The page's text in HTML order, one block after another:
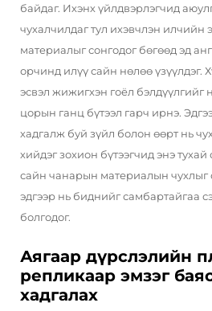
байдаг. Ихэнх үйлдвэрлэгчид
чухалчилдаг тул ихэвчлэн илчийн
материалыг сонгодог бөгөөд эд
орчинд илүү сайн нөлөө үзүүлдэг.
эсвэл жижигхэн гоёл бэлдүүлгийг
цорын ганц бүтээл гарч ирнэ.
хадгалж буй зүйл болон өөрт нь
хийдэг зохион бүтээгчид энэ
сайн чанарын материалын чухлыг
эдгээр нь биднийг самбартайгаа
болгодог.
Аягаар дүрслэлийн
репликаар эмзэг
хадгалах